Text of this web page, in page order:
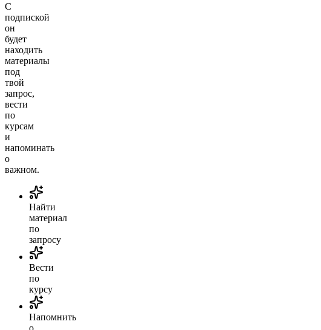
С
подпиской
он
будет
находить
материалы
под
твой
запрос,
вести
по
курсам
и
напоминать
о
важном.
Найти
материал
по
запросу
Вести
по
курсу
Напомнить
о